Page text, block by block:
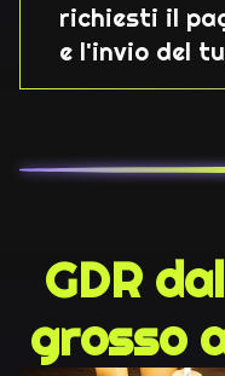
richiesti il
e l'invio del
GDR
grosso